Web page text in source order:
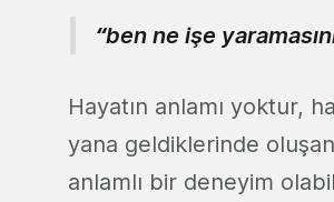
“ben ne işe
Hayatın anlamı yoktur,
yana geldiklerinde
anlamlı bir deneyim